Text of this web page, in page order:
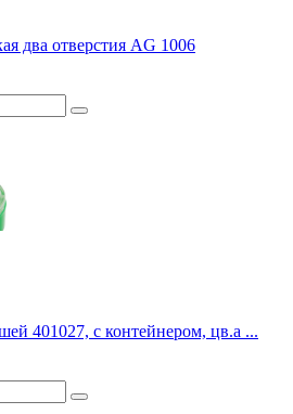
два отверстия AG 1006
401027, с контейнером, цв.а ...